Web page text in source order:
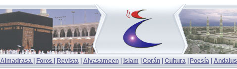
Almadrasa Foros Revista Alyasameen| Islam Corán| Cultura| Poesía| Andalus